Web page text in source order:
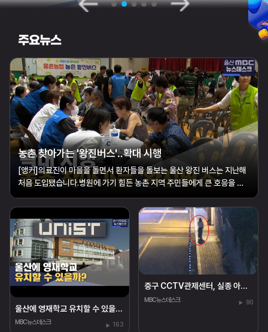
주요뉴스
농촌 찾아가는 '왕진버스'‥확대 시행
[앵커]의료진이 마을을 돌면서 환자들을 돌보는 울산 왕진 버스는 지난해
처음 도입됐습니다.병원에 가기 힘든 농촌 지역 주민들에게 큰 호응을 얻
했습니다.황두길 기자가 현장을 다녀왔습니다.[리포트]울주군의 한 초등
학교.운동장에 들어선 대형 ...
울산에 영재학교 유치할 수 있을까?
MBC뉴스데스크 163
중구 CCTV관제센터, 실종 아동 25분 만에 찾아
MBC뉴스데스크 90